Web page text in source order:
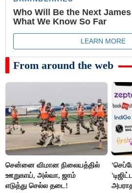
From around the web
சென்னை விமான நிலையத்தில்
ஊறுகாய், அல்வா, ஜாம்
எடுத்து செல்ல தடை!